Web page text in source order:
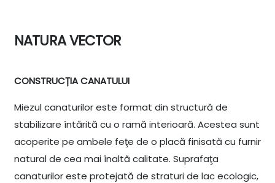
NATURA VECTOR
CONSTRUCȚIA CANATULUI
Miezul canaturilor este format din structură de
stabilizare întărită cu o ramă interioară. Acestea sunt
acoperite pe ambele feţe de o placă finisată cu furnir
natural de cea mai înaltă calitate. Suprafaţa
canaturilor este protejată de straturi de lac ecologic,